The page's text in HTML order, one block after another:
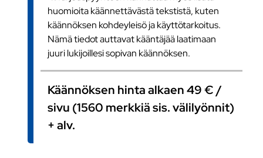
huomioita käännettävästä tekstistä, kuten
käännöksen kohdeyleisö ja käyttötarkoitus.
Nämä tiedot auttavat kääntäjää laatimaan
juuri lukijoillesi sopivan käännöksen.
Käännöksen hinta alkaen 49 € /
sivu (1560 merkkiä sis. välilyönnit)
+ alv.